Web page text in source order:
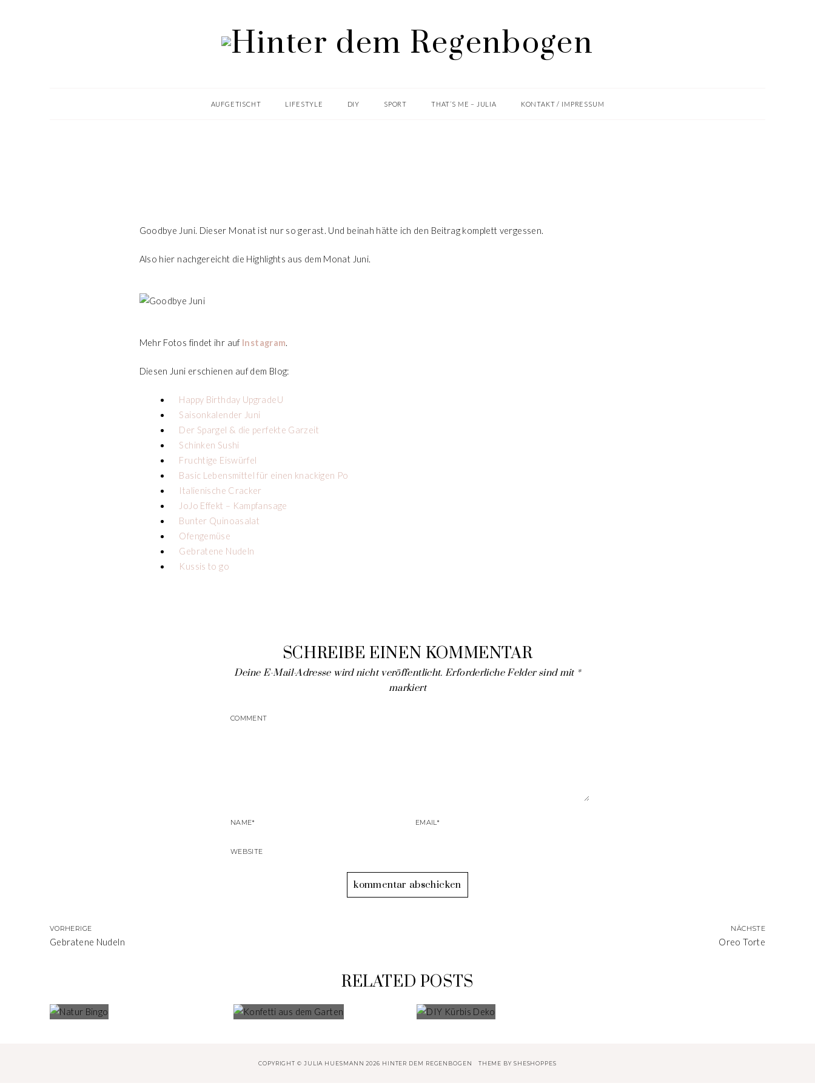
AUFGETISCHT LIFESTYLE DIY SPORT THAT’S ME – JULIA KONTAKT / IMPRESSUM
Goodbye Juni. Dieser Monat ist nur so gerast. Und beinah hätte ich den Beitrag komplett vergessen.
Also hier nachgereicht die Highlights aus dem Monat Juni.
Mehr Fotos findet ihr auf Instagram.
Diesen Juni erschienen auf dem Blog:
Happy Birthday UpgradeU
Saisonkalender Juni
Der Spargel & die perfekte Garzeit
Schinken Sushi
Fruchtige Eiswürfel
Basic Lebensmittel für einen knackigen Po
Italienische Cracker
JoJo Effekt – Kampfansage
Bunter Quinoasalat
Ofengemüse
Gebratene Nudeln
Kussis to go
SCHREIBE EINEN KOMMENTAR
Deine E-Mail-Adresse wird nicht veröffentlicht. Erforderliche Felder sind mit *
markiert
VORHERIGE
Gebratene Nudeln
NÄCHSTE
Oreo Torte
RELATED POSTS
BEST OF
COPYRIGHT © JULIA HUESMANN 2026 HINTER DEM REGENBOGEN THEME BY SHESHOPPES